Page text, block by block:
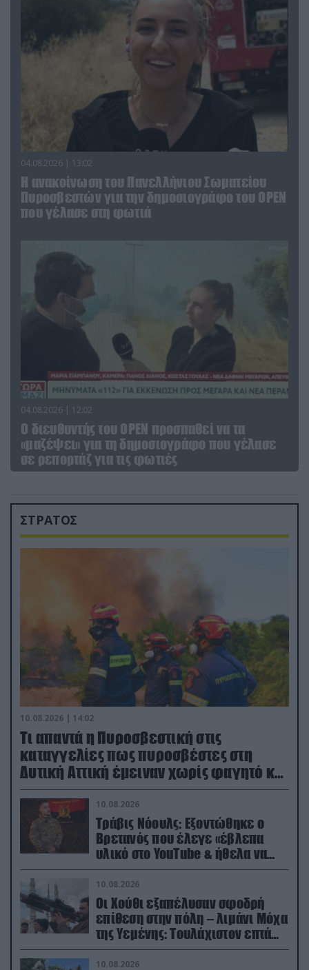
04.08.2026 | 13:02
Η ανακοίνωση του Πανελλήνιου Σωματείου
Πυροσβεστών για την δημοσιογράφο του OPEN
που γέλασε στη φωτιά
04.08.2026 | 12:02
O διευθυντής του OPEN προσπαθεί να τα
«μαζέψει» για τη δημοσιογράφο που γέλασε
σε ρεπορτάζ για τις φωτιές
ΣΤΡΑΤΟΣ
10.08.2026 | 14:02
Τι απαντά η Πυροσβεστική στις
καταγγελίες πως πυροσβέστες στη
Δυτική Αττική έμειναν χωρίς φαγητό και
νερό
10.08.2026
Τράβις Νόουλς: Εξοντώθηκε ο
Βρετανός που έλεγε «έβλεπα
υλικό στο YouTube & ήθελα να
καθαρίσω τους Ρώσους» (βίντεο)
10.08.2026
Οι Χούθι εξαπέλυσαν σφοδρή
επίθεση στην πόλη – λιμάνι Μόχα
της Υεμένης: Toυλάχιστον επτά
νεκροί (βίντεο)
10.08.2026